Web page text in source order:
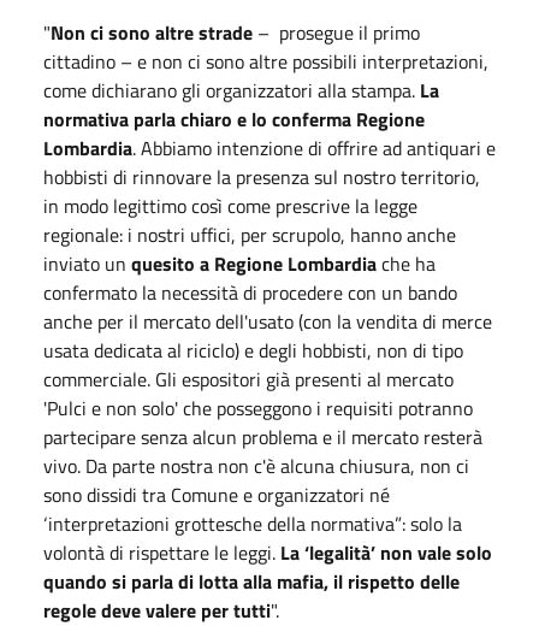
"Non ci sono altre strade – prosegue il primo
cittadino – e non ci sono altre possibili interpretazioni,
come dichiarano gli organizzatori alla stampa. La
normativa parla chiaro e lo conferma Regione
Lombardia. Abbiamo intenzione di offrire ad antiquari e
hobbisti di rinnovare la presenza sul nostro territorio,
in modo legittimo così come prescrive la legge
regionale: i nostri uffici, per scrupolo, hanno anche
inviato un quesito a Regione Lombardiache ha
confermato la necessità di procedere con un bando
anche per il mercato dell'usato (con la vendita di merce
usata dedicata al riciclo) e degli hobbisti, non di tipo
commerciale. Gli espositori già presenti al mercato
'Pulci e non solo' che posseggono i requisiti potranno
partecipare senza alcun problema e il mercato resterà
vivo. Da parte nostra non c'è alcuna chiusura, non ci
sono dissidi tra Comune e organizzatori né
‘interpretazioni grottesche della normativa”: solo la
volontà di rispettare le leggi. La ‘legalità’ non vale solo
quando si parla di lotta alla mafia, il rispetto delle
regole deve valere per tutti".